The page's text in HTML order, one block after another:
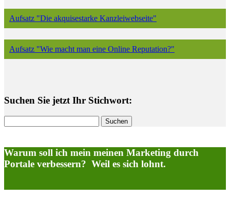
Aufsatz "Die akquisestarke Kanzleiwebseite"
Aufsatz "Wie macht man eine Online Reputation?"
Suchen Sie jetzt Ihr Stichwort:
nach:
Warum soll ich mein meinen Marketing durch
Portale verbessern? Weil es sich lohnt.